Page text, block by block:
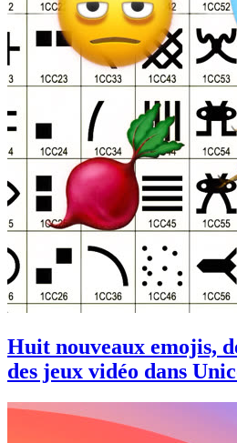
Huit nouveaux emojis,
des jeux vidéo dans